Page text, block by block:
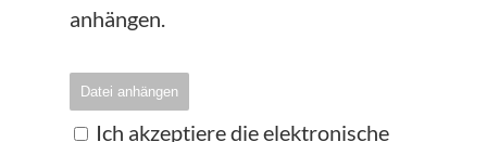
anhängen.
Datei anhängen
Ich akzeptiere die elektronische